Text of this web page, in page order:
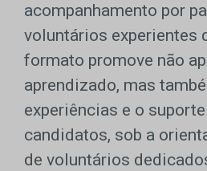
acompanhamento por
voluntários experientes
formato promove não
aprendizado, mas
experiências e o
candidatos, sob a
de voluntários